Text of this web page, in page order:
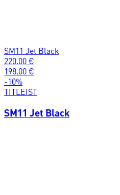
SM11 Jet Black
220.00 €
198.00 €
-10%
TITLEIST
SM11 Jet Black